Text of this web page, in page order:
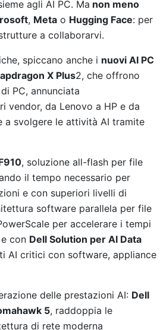
agli AI PC. Ma non meno
, Meta o Hugging Face: per
a collaborarvi.
spiccano anche i nuovi AI PC
X Plus2, che offrono
PC, annunciata
vendor, da Lenovo a HP e da
a svolgere le attività AI tramite
, soluzione all-flash per file
il tempo necessario per
e con superiori livelli di
software parallela per file
per accelerare i tempi
con Dell Solution per AI Data
AI critici con software, appliance
delle prestazioni AI: Dell
5, raddoppia le
di rete moderna